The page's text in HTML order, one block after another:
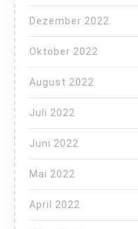
Dezember 2022
Oktober 2022
August 2022
Juli 2022
Juni 2022
Mai 2022
April 2022